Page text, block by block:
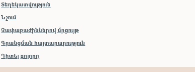
Տեղեկատվություն
Նշում
Չափաբաժիններով մրցույթ
Գրանցման հայտարարություն
Դիտել բոլորը